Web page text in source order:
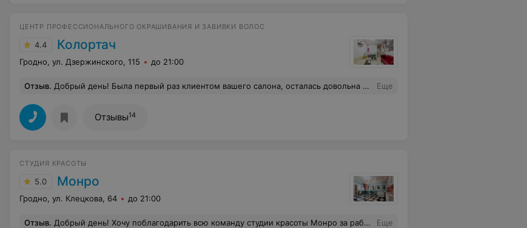
ЦЕНТР ПРОФЕССИОНАЛЬНОГО ОКРАШИВАНИЯ И ЗАВИВКИ ВОЛОС
4.4 Колортач
Гродно, ул. Дзержинского, 115 до 21:00
Отзыв. Добрый день! Была первый раз клиентом вашего салона, осталась довольна окрашиванием и обслуживанием! Приятно удивлена предложенными угощениями! Спасибо! Еще
Отзывы14
СТУДИЯ КРАСОТЫ
5.0 Монро
Гродно, ул. Клецкова, 64 до 21:00
Отзыв. Добрый день! Хочу поблагодарить всю команду студии красоты Монро за работу! Стрижка, ногтики, лечение волос и лица было выполнено на отлично! Я очень рада, что Вы открылись, Вас можно и нужно рекомендовать всем, кто за качество, сервис и комфорт! Еще